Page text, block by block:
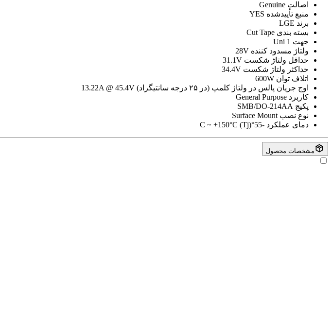
اصالت Genuine
منبع تأیید‌شده YES
برند LGE
بسته بندی Cut Tape
جهت 1 Uni
ولتاژ مسدود کننده 28V
حداقل ولتاژ شکست 31.1V
حداکثر ولتاژ شکست 34.4V
اتلاف توان 600W
اوج جریان پالس در ولتاژ کلمپ (در ۲۵ درجه سانتیگراد)
13.22A @ 45.4V
کاربرد General Purpose
پکیج SMB/DO-214AA
نوع نصب Surface Mount
دمای عملکرد -55°C ~ +150°C (Tj)
مشخصات محصول